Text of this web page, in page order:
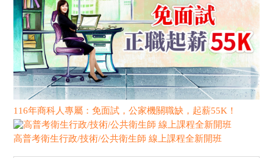
116年商科人專屬：免面試，公家機關職缺，起薪55K！
高普考衛生行政/技術/公共衛生師 線上課程全新開班